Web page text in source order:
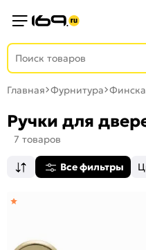
Главная Фурнитура
Ручки для
7 товаров
Все фильтры